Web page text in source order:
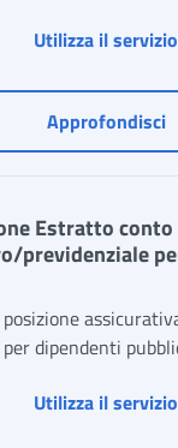
Utilizza il servizio
Approfondisci
Estratto conto
previdenziale
dipendenti
Utilizza il servizio